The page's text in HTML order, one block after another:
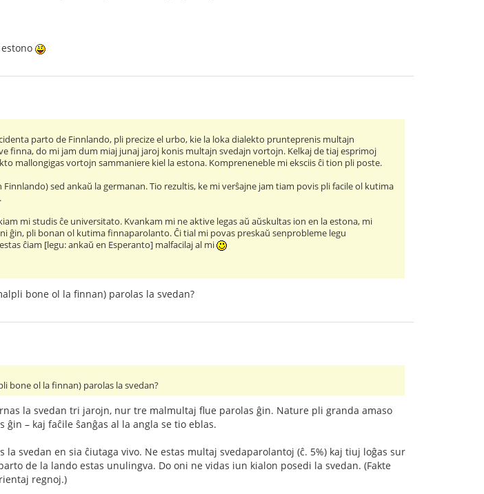
parto de Finnlando, pli precize el urbo, kie la loka dialekto prunteprenis multajn
finna, do mi jam dum miaj junaj jaroj konis multajn svedajn vortojn. Kelkaj de tiaj esprimoj
mallongigas vortojn sammaniere kiel la estona. Kompreneneble mi eksciis ĉi tion pli poste.
sed ankaŭ la germanan. Tio rezultis, ke mi verŝajne jam tiam povis pli facile ol kutima
mi studis ĉe universitato. Kvankam mi ne aktive legas aŭ aŭskultas ion en la estona, mi
ĝin, pli bonan ol kutima finnaparolanto. Ĉi tial mi povas preskaŭ senprobleme legu
ĉiam [legu: ankaŭ en Esperanto] malfacilaj al mi
bone ol la finnan) parolas la svedan?
bone ol la finnan) parolas la svedan?
la svedan tri jarojn, nur tre malmultaj flue parolas ĝin. Nature pli granda amaso
– kaj faĉile ŝanĝas al la angla se tio eblas.
la svedan en sia ĉiutaga vivo. Ne estas multaj svedaparolantoj (ĉ. 5%) kaj tiuj loĝas sur
de la lando estas unulingva. Do oni ne vidas iun kialon posedi la svedan. (Fakte
regnoj.)